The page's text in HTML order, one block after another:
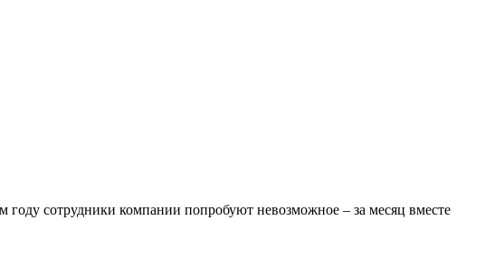
сотрудники компании попробуют невозможное – за месяц вместе